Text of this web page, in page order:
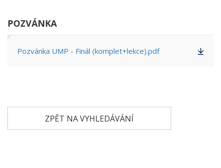
POZVÁNKA
Pozvánka UMP - Finál (komplet+lekce).pdf
ZPĚT NA VYHLEDÁVÁNÍ